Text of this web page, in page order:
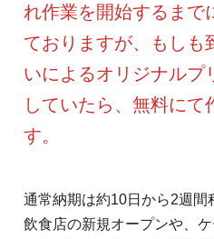
れ作業を開始するまで
ておりますが、もしも
いによるオリジナルプ
していたら、無料にて
す。
通常納期は約10日から2週
飲食店の新規オープンや、